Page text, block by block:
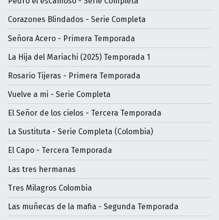
Corazones Blindados - Serie Completa
Señora Acero - Primera Temporada
La Hija del Mariachi (2025) Temporada 1
Rosario Tijeras - Primera Temporada
Vuelve a mi - Serie Completa
El Señor de los cielos - Tercera Temporada
La Sustituta - Serie Completa (Colombia)
El Capo - Tercera Temporada
Las tres hermanas
Tres Milagros Colombia
Las muñecas de la mafia - Segunda Temporada